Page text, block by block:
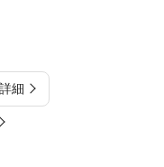
細